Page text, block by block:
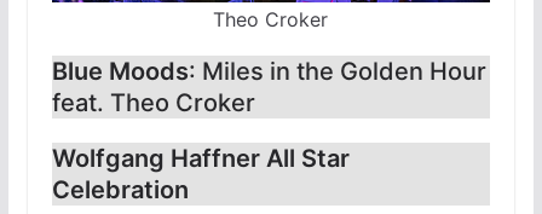
Theo Croker
Blue Moods: Miles in the Golden Hour
feat. Theo Croker
Wolfgang Haffner All Star
Celebration